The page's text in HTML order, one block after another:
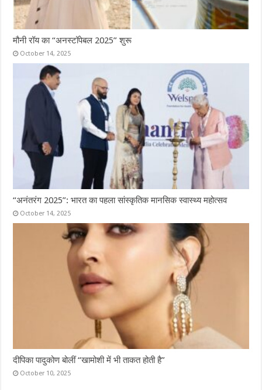
मौनी रॉय का “अनस्टॉपेबल 2025” शुरू
October 14, 2025
“अनंतरंग 2025”: भारत का पहला सांस्कृतिक मानसिक स्वास्थ्य महोत्सव
October 14, 2025
दीपिका पादुकोण बोलीं “खामोशी में भी ताकत होती है”
October 10, 2025